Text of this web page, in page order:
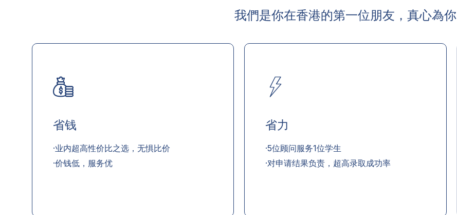
我們是你在香港的第一位朋友，真心為你
省钱
·业内超高性价比之选，无惧比价
·价钱低，服务优
省力
·5位顾问服务1位学生
·对申请结果负责，超高录取成功率